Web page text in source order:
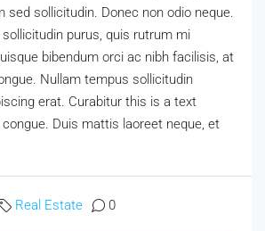
sed sollicitudin. Donec non odio neque.
purus, quis rutrum mi
bibendum orci ac nibh facilisis, at
Nullam tempus sollicitudin
erat. Curabitur this is a text
congue. Duis mattis laoreet neque, et
Real Estate 0